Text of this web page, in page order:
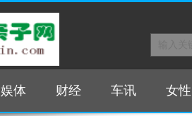
娱体 财经 车讯 女性